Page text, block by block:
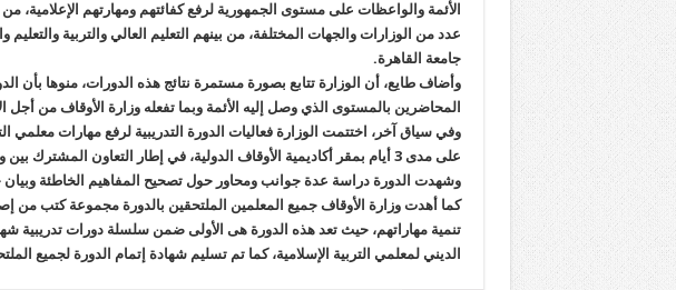
الأئمة والواعظات على مستوى الجمهورية لرفع كفائتهم ومهارتهم الإعلامية،
عدد من الوزارات والجهات المختلفة، من بينهم التعليم العالي والتربية والتعليم
جامعة القاهرة.
وأضاف طايع، أن الوزارة تتابع بصورة مستمرة نتائج هذه الدورات، منوها بأن
المحاضرين بالمستوى الذي وصل إليه الأئمة وبما تفعله وزارة الأوقاف من أجل
وفي سياق آخر، اختتمت الوزارة فعاليات الدورة التدريبية لرفع مهارات معلمي
على مدى 3 أيام بمقر أكاديمية الأوقاف الدولية، في إطار التعاون المشترك بين وزارتي الأوقاف والتربية والتعليم.
وشهدت الدورة دراسة عدة جوانب ومحاور حول تصحيح المفاهيم الخاطئة
كما أهدت وزارة الأوقاف جميع المعلمين الملتحقين بالدورة مجموعة كتب من
تنمية مهاراتهم، حيث تعد هذه الدورة هى الأولى ضمن سلسلة دورات تدريبية
الديني لمعلمي التربية الإسلامية، كما تم تسليم شهادة إتمام الدورة لجميع